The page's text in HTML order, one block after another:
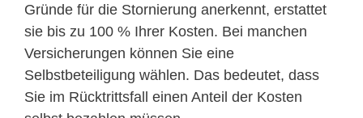
Gründe für die Stornierung anerkennt, erstattet
sie bis zu 100 % Ihrer Kosten. Bei manchen
Versicherungen können Sie eine
Selbstbeteiligung wählen. Das bedeutet, dass
Sie im Rücktrittsfall einen Anteil der Kosten